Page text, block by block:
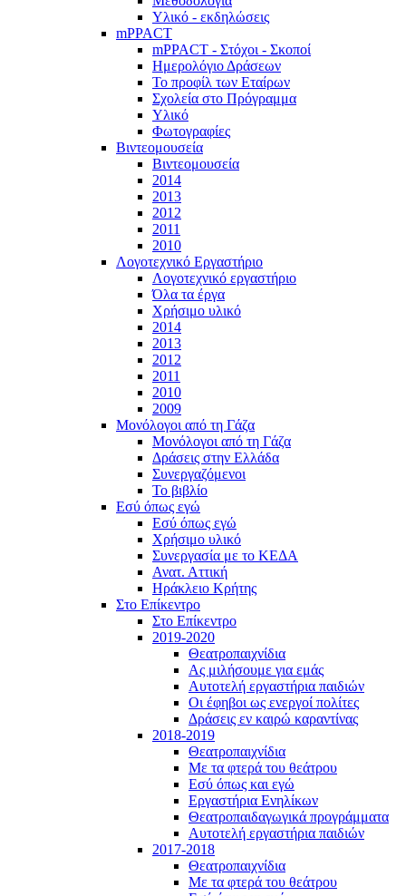
Υλικό - εκδηλώσεις
mPPACT
mPPACT - Στόχοι - Σκοποί
Ημερολόγιο Δράσεων
Το προφίλ των Εταίρων
Σχολεία στο Πρόγραμμα
Υλικό
Φωτογραφίες
Βιντεομουσεία
Βιντεομουσεία
2014
2013
2012
2011
2010
Λογοτεχνικό Εργαστήριο
Λογοτεχνικό εργαστήριο
Όλα τα έργα
Χρήσιμο υλικό
2014
2013
2012
2011
2010
2009
Μονόλογοι από τη Γάζα
Μονόλογοι από τη Γάζα
Δράσεις στην Ελλάδα
Συνεργαζόμενοι
To βιβλίο
Εσύ όπως εγώ
Εσύ όπως εγώ
Χρήσιμο υλικό
Συνεργασία με το ΚΕΔΑ
Ανατ. Αττική
Ηράκλειο Κρήτης
Στο Επίκεντρο
Στο Επίκεντρο
2019-2020
Θεατροπαιχνίδια
Ας μιλήσουμε για εμάς
Αυτοτελή εργαστήρια παιδιών
Οι έφηβοι ως ενεργοί πολίτες
Δράσεις εν καιρώ καραντίνας
2018-2019
Θεατροπαιχνίδια
Με τα φτερά του θεάτρου
Εσύ όπως και εγώ
Εργαστήρια Ενηλίκων
Θεατροπαιδαγωγικά προγράμματα
Αυτοτελή εργαστήρια παιδιών
2017-2018
Θεατροπαιχνίδια
Με τα φτερά του θεάτρου